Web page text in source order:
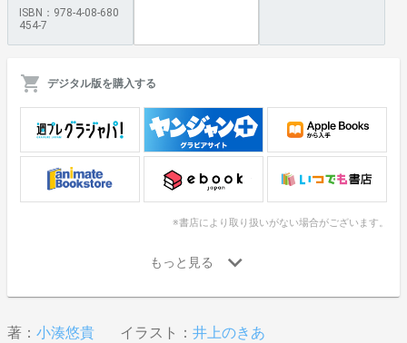
ISBN：978-4-08-680
454-7
デジタル版を購入する
※書店により取り扱いがない場合がございます。
著： 小湊悠貴 イラスト： 井上のきあ